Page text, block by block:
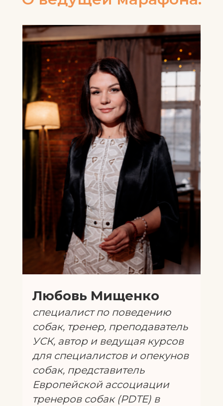
Любовь Мищенко
специалист по поведению
собак, тренер, преподаватель
УСК, автор и ведущая курсов
для специалистов и опекунов
собак, представитель
Европейской ассоциации
тренеров собак (PDTE) в